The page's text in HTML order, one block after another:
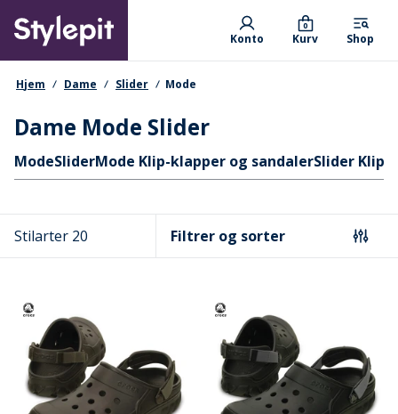
main
content
Primary departments
Konto Kurv
0
Shop
navigationssti
Hjem Dame Slider Mode
Dame Mode Slider
Hurtige links
ModeSliderMode Klip-klapper og sandalerSlider Klip-
Stilarter 20 Filtrer og sorter